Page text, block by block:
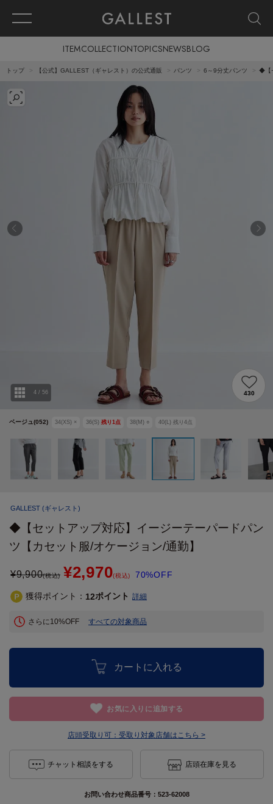
ITEMCOLLECTIONTOPICSNEWSBLOG
トップ 【公式】GALLEST（ギャレスト）の公式通販 パンツ 6～9分丈パンツ ◆【
ベージュ(052) 34(XS) × 36(S) 残り 1 点 38(M) ○ 40(L) 残り 4点
4 / 56 430
GALLEST (ギャレスト)
◆【セットアップ対応】イージーテーパードパン
ツ【カセット服/オケージョン/通勤】
¥9,900(税込) ¥2,970(税込) 70%OFF
獲得ポイント： 12ポイント 詳細
さらに10%OFF すべての対象商品
カートに入れる
お気に入りに追加する
店頭受取り可： 受取り対象店舗はこちら >
チャット相談をする 店頭在庫を見る
お問い合わせ商品番号： 523-62008